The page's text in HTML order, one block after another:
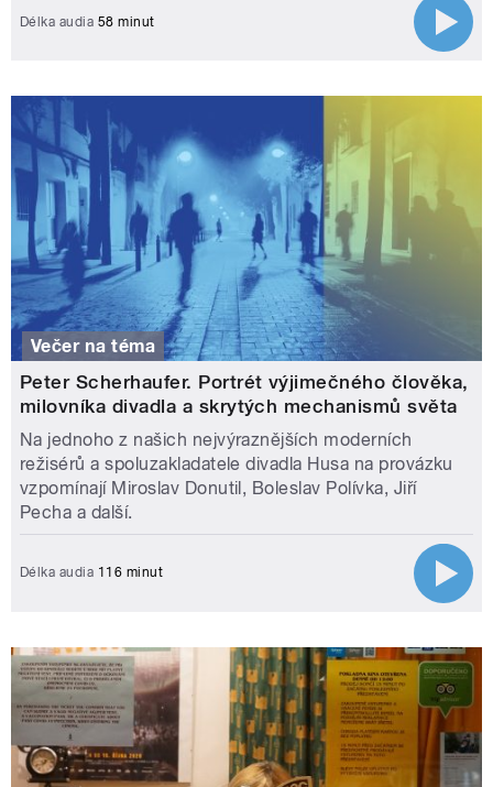
Délka audia 58 minut
Večer na téma
Peter Scherhaufer. Portrét výjimečného člověka,
milovníka divadla a skrytých mechanismů světa
Na jednoho z našich nejvýraznějších moderních
režisérů a spoluzakladatele divadla Husa na provázku
vzpomínají Miroslav Donutil, Boleslav Polívka, Jiří
Pecha a další.
Délka audia 116 minut